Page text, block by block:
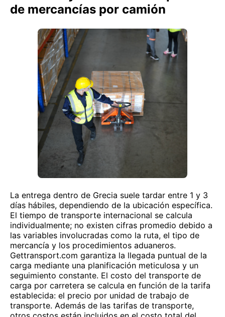
de mercancías por camión
La entrega dentro de Grecia suele tardar entre 1 y 3
días hábiles, dependiendo de la ubicación específica.
El tiempo de transporte internacional se calcula
individualmente; no existen cifras promedio debido a
las variables involucradas como la ruta, el tipo de
mercancía y los procedimientos aduaneros.
Gettransport.com garantiza la llegada puntual de la
carga mediante una planificación meticulosa y un
seguimiento constante. El costo del transporte de
carga por carretera se calcula en función de la tarifa
establecida: el precio por unidad de trabajo de
transporte. Además de las tarifas de transporte,